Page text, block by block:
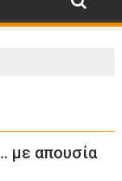
με απουσία